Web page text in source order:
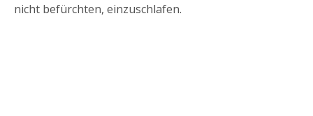
nicht befürchten, einzuschlafen.